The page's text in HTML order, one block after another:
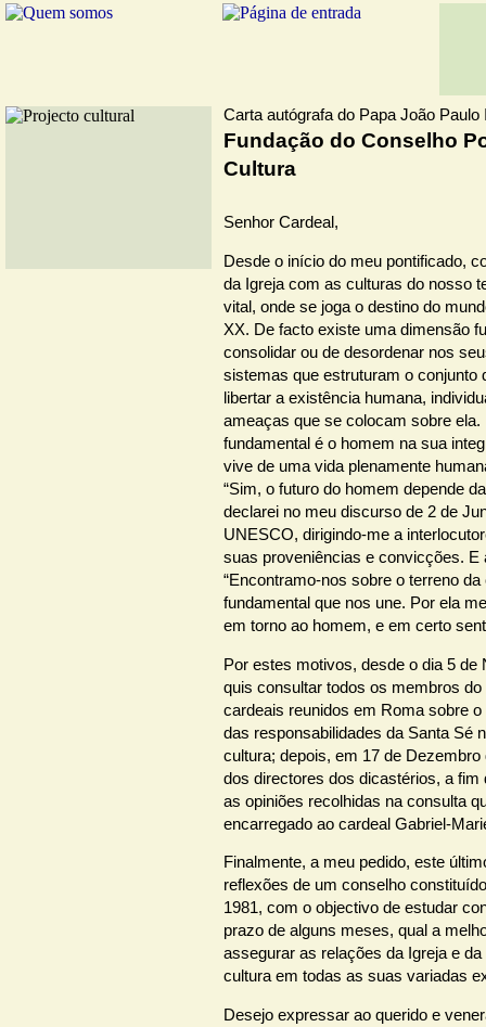
Carta autógrafa do Papa João Paulo
Fundação do Conselho
Cultura
Senhor Cardeal,
Desde o início do meu pontificado,
da Igreja com as culturas do nosso
vital, onde se joga o destino do
XX. De facto existe uma dimensão
consolidar ou de desordenar nos
sistemas que estruturam o conjunto
libertar a existência humana,
ameaças que se colocam sobre ela.
fundamental é o homem na sua
vive de uma vida plenamente
“Sim, o futuro do homem depende
declarei no meu discurso de 2 de
UNESCO, dirigindo-me a
suas proveniências e convicções. E
“Encontramo-nos sobre o terreno da
fundamental que nos une. Por ela
em torno ao homem, e em certo
Por estes motivos, desde o dia 5 de
quis consultar todos os membros
cardeais reunidos em Roma sobre
das responsabilidades da Santa Sé
cultura; depois, em 17 de Dezembro
dos directores dos dicastérios, a fim
as opiniões recolhidas na consulta
encarregado ao cardeal Gabriel-
Finalmente, a meu pedido, este
reflexões de um conselho
1981, com o objectivo de estudar
prazo de alguns meses, qual a
assegurar as relações da Igreja e
cultura em todas as suas variadas
Desejo expressar ao querido e